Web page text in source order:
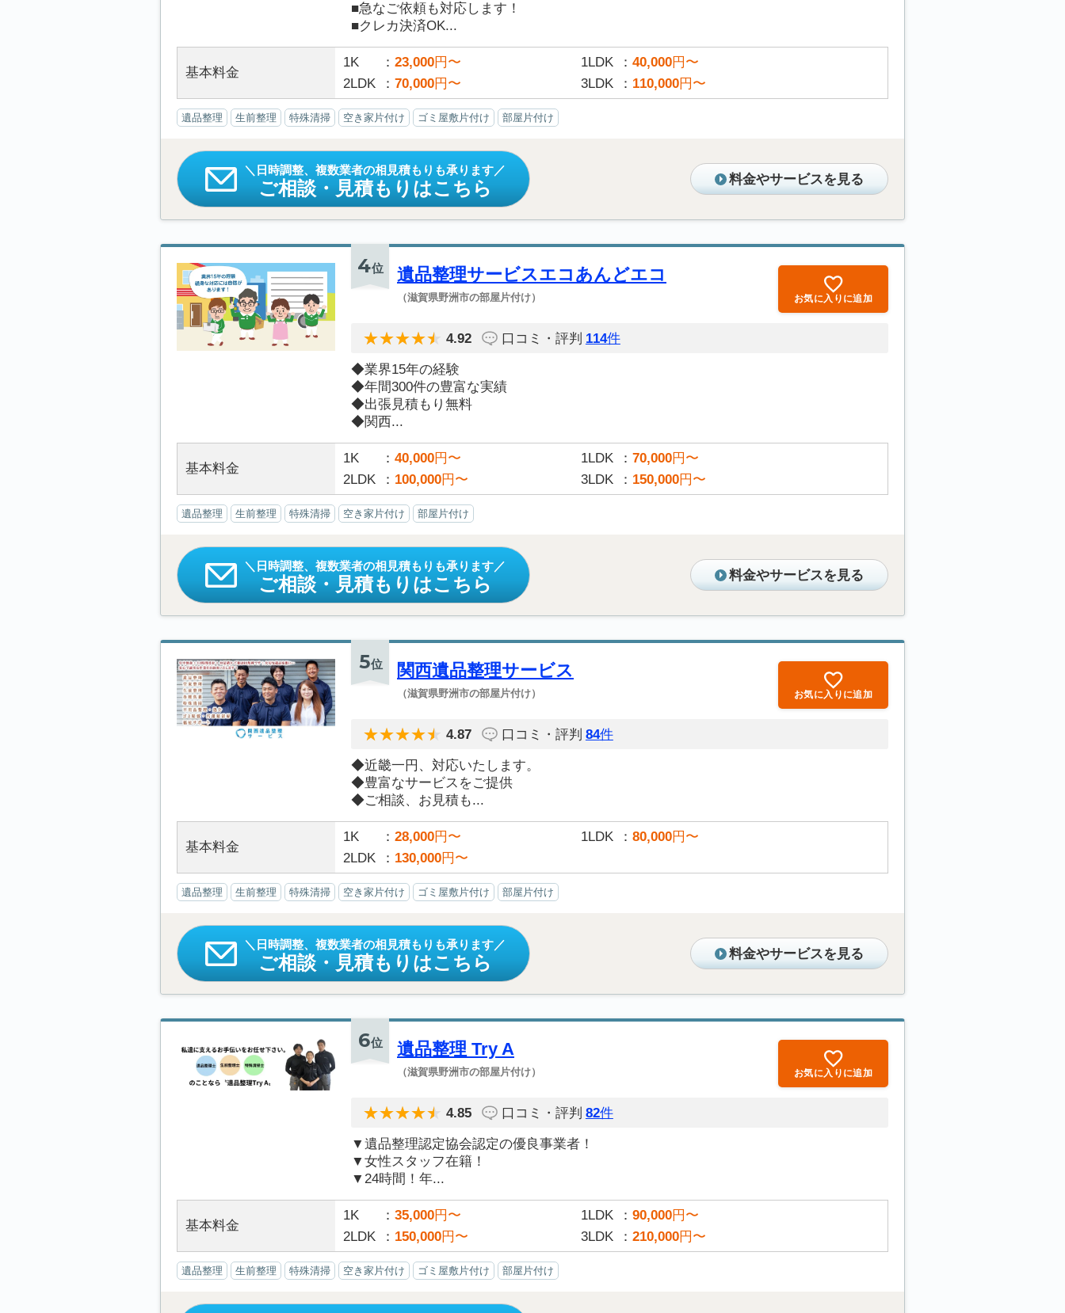
■急なご依頼も対応します！
■クレカ決済OK...
基本料金
1K 23,000円〜 1LDK 40,000円〜
2LDK
70,000円〜 3LDK 110,000円〜
遺品整理 生前整理 特殊清掃 空き家片付け ゴミ屋敷片付け 部屋片付け
日時調整、複数業者の相見積もりも承ります
ご相談・見積もりはこちら 料金やサービスを見る
4位 遺品整理サービスエコあんどエコ
（滋賀県野洲市の部屋片付け） お気に入りに追加
4.92 口コミ・評判 114件
◆業界15年の経験
◆年間300件の豊富な実績
◆出張見積もり無料
◆関西...
基本料金
1K 40,000円〜 1LDK 70,000円〜
2LDK
100,000円〜 3LDK 150,000円〜
遺品整理 生前整理 特殊清掃 空き家片付け 部屋片付け
日時調整、複数業者の相見積もりも承ります
ご相談・見積もりはこちら 料金やサービスを見る
5位 関西遺品整理サービス
（滋賀県野洲市の部屋片付け） お気に入りに追加
4.87 口コミ・評判 84件
◆近畿一円、対応いたします。
◆豊富なサービスをご提供
◆ご相談、お見積も...
基本料金
1K 28,000円〜 1LDK 80,000円〜
2LDK
130,000円〜
遺品整理 生前整理 特殊清掃 空き家片付け ゴミ屋敷片付け 部屋片付け
日時調整、複数業者の相見積もりも承ります
ご相談・見積もりはこちら 料金やサービスを見る
6位 遺品整理 Try A
（滋賀県野洲市の部屋片付け） お気に入りに追加
4.85 口コミ・評判 82件
▼遺品整理認定協会認定の優良事業者！
▼女性スタッフ在籍！
▼24時間！年...
基本料金
1K 35,000円〜 1LDK 90,000円〜
2LDK
150,000円〜 3LDK 210,000円〜
遺品整理 生前整理 特殊清掃 空き家片付け ゴミ屋敷片付け 部屋片付け